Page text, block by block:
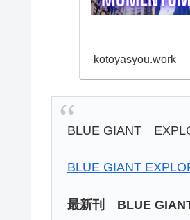
kotoyasyou.work
BLUE GIANT
BLUE GIANT
最新刊 BLUE